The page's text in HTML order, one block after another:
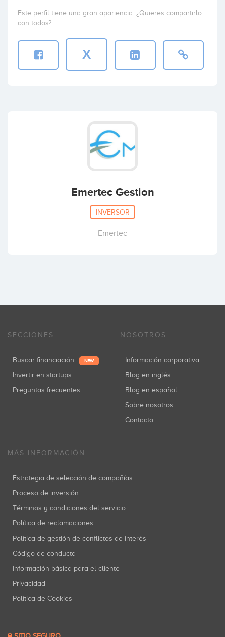
Este perfil tiene una gran apariencia. ¿Quieres compartirlo
con todos?
X
Emertec Gestion
INVERSOR
Emertec
SECCIONES
Buscar financiación NEW
Invertir en startups
Preguntas frecuentes
NOSOTROS
Información corporativa
Blog en inglés
Blog en español
Sobre nosotros
Contacto
MÁS INFORMACIÓN
Estrategia de selección de compañías
Proceso de inversión
Términos y condiciones del servicio
Política de reclamaciones
Política de gestión de conflictos de interés
Código de conducta
Información básica para el cliente
Privacidad
Política de Cookies